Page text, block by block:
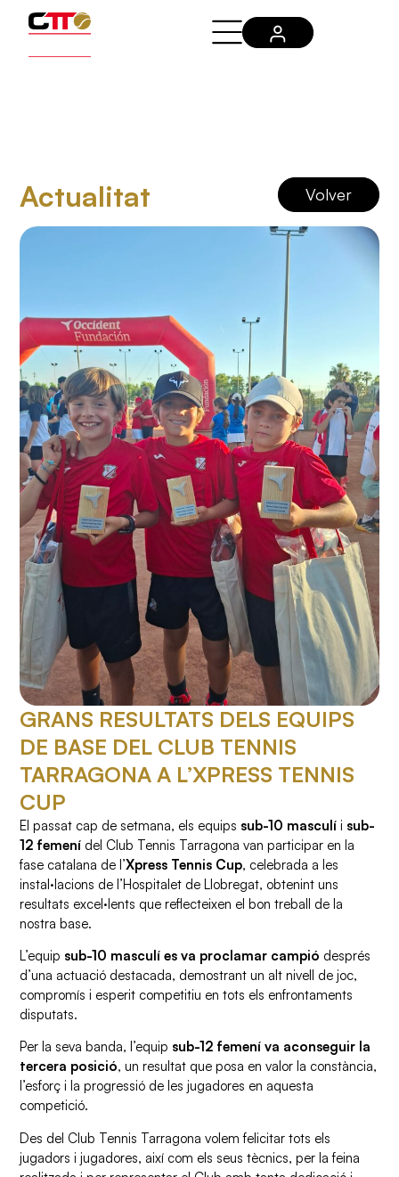
Actualitat Volver
GRANS RESULTATS DELS EQUIPS
DE BASE DEL CLUB TENNIS
TARRAGONA A L’XPRESS TENNIS
CUP
El passat cap de setmana, els equips sub-10 masculí i sub-
12 femení del Club Tennis Tarragona van participar en la
fase catalana de l’Xpress Tennis Cup, celebrada a les
instal·lacions de l’Hospitalet de Llobregat, obtenint uns
resultats excel·lents que reflecteixen el bon treball de la
nostra base.
L’equip sub-10 masculí es va proclamar campió després
d’una actuació destacada, demostrant un alt nivell de joc,
compromís i esperit competitiu en tots els enfrontaments
disputats.
Per la seva banda, l’equip sub-12 femení va aconseguir la
tercera posició, un resultat que posa en valor la constància,
l’esforç i la progressió de les jugadores en aquesta
competició.
Des del Club Tennis Tarragona volem felicitar tots els
jugadors i jugadores, així com els seus tècnics, per la feina